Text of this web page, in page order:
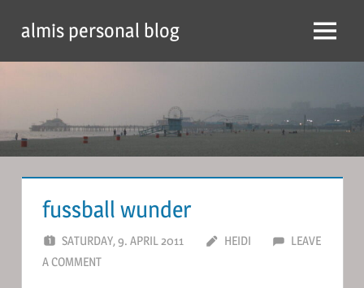
content
almis personal blog Menu
fussball wunder
SATURDAY, 9. APRIL 2011 HEIDI
LEAVE
A COMMENT